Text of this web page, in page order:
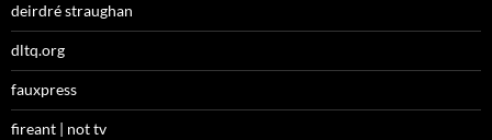
deirdré straughan
dltq.org
fauxpress
fireant | not tv